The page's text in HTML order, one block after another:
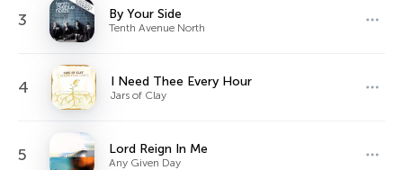
3 By Your Side
Tenth Avenue North
4 I Need Thee Every Hour
Jars of Clay
5 Lord Reign In Me
Any Given Day